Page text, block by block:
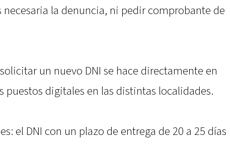
necesaria la denuncia, ni pedir comprobante de
un nuevo DNI se hace directamente en
puestos digitales en las distintas localidades.
el DNI con un plazo de entrega de 20 a 25 días